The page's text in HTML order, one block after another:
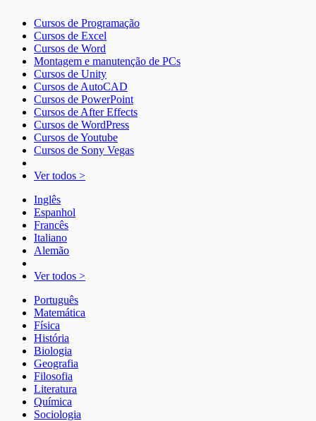
Cursos de Programação
Cursos de Excel
Cursos de Word
Montagem e manutenção de PCs
Cursos de Unity
Cursos de AutoCAD
Cursos de PowerPoint
Cursos de After Effects
Cursos de WordPress
Cursos de Youtube
Cursos de Sony Vegas
Ver todos >
Inglês
Espanhol
Francês
Italiano
Alemão
Ver todos >
Português
Matemática
Física
História
Biologia
Geografia
Filosofia
Literatura
Química
Sociologia